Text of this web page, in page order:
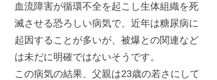
血流障害が循環不全を起こし生体組織を死
滅させる恐ろしい病気で、近年は糖尿病に
起因することが多いが、被爆との関連など
は未だに明確ではないそうです。
この病気の結果、父親は23歳の若さにして